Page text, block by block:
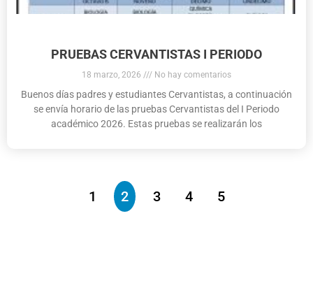
PRUEBAS CERVANTISTAS I PERIODO
18 marzo, 2026 No hay comentarios
Buenos días padres y estudiantes Cervantistas, a continuación
se envía horario de las pruebas Cervantistas del I Periodo
académico 2026. Estas pruebas se realizarán los
1 2 3 4 5